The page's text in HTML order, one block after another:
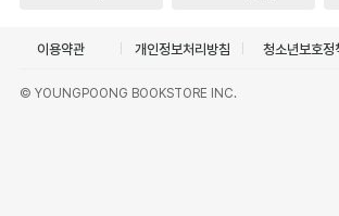
이용약관 개인정보처리방침 청소년보호정
© YOUNGPOONG BOOKSTORE INC.